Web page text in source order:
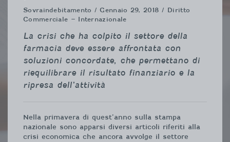
Sovraindebitamento / Gennaio 29, 2018 / Diritto
Commerciale – Internazionale
La crisi che ha colpito il settore della
farmacia deve essere affrontata con
soluzioni concordate, che permettano di
riequilibrare il risultato finanziario e la
ripresa dell’attività
Nella primavera di quest’anno sulla stampa
nazionale sono apparsi diversi articoli riferiti alla
crisi economica che ancora avvolge il settore